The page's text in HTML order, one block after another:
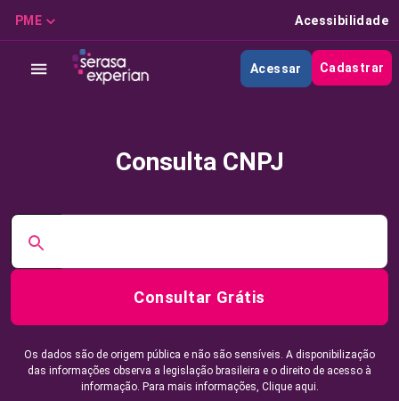
PME Acessibilidade
Acessar Cadastrar
Consulta CNPJ
Consultar Grátis
Os dados são de origem pública e não são sensíveis. A disponibilização
das informações observa a legislação brasileira e o direito de acesso à
informação. Para mais informações, Clique aqui.